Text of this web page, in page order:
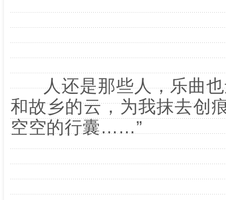
人还是那些人，乐曲也
和故乡的云，为我抹去创
空空的行囊……”